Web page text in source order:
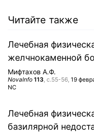
Читайте также
Лечебная
желчнокаменной
Мифтахов А.Ф.
NovaInfo 113, с.55-56, 19
NC
Лечебная
базилярной